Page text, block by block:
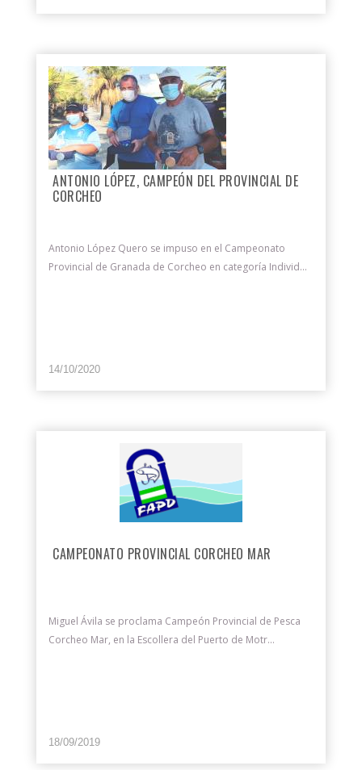
ANTONIO LÓPEZ, CAMPEÓN DEL PROVINCIAL DE
CORCHEO
Antonio López Quero se impuso en el Campeonato
Provincial de Granada de Corcheo en categoría Individ...
14/10/2020
CAMPEONATO PROVINCIAL CORCHEO MAR
Miguel Ávila se proclama Campeón Provincial de Pesca
Corcheo Mar, en la Escollera del Puerto de Motr...
18/09/2019